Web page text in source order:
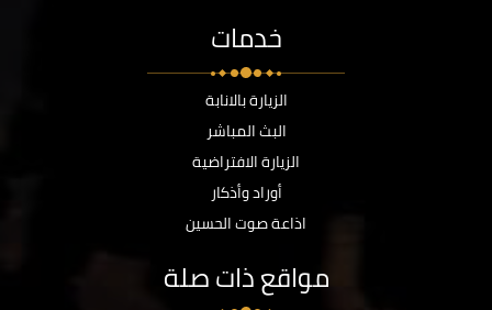
خدمات
الزيارة بالانابة
البث المباشر
الزيارة الافتراضية
أوراد وأذكار
اذاعة صوت الحسين
مواقع ذات صلة